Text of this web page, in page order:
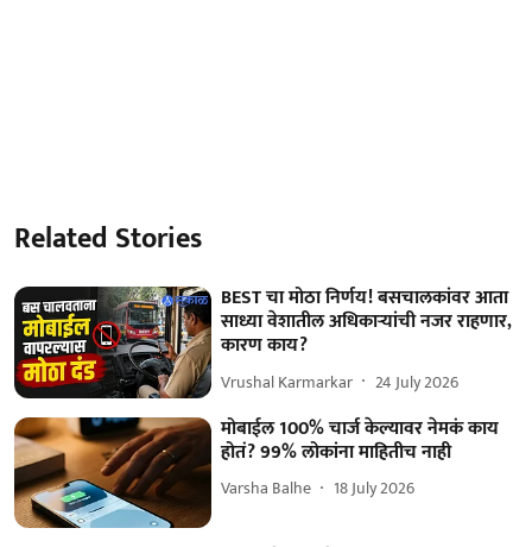
Related Stories
BEST चा मोठा निर्णय! बसचालकांवर आता
साध्या वेशातील अधिकाऱ्यांची नजर राहणार,
कारण काय?
Vrushal Karmarkar 24 July 2026
मोबाईल 100% चार्ज केल्यावर नेमकं काय
होतं? 99% लोकांना माहितीच नाही
Varsha Balhe 18 July 2026